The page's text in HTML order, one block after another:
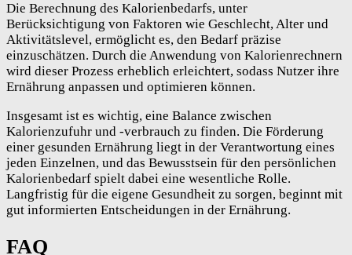
Die Berechnung des Kalorienbedarfs, unter
Berücksichtigung von Faktoren wie Geschlecht, Alter und
Aktivitätslevel, ermöglicht es, den Bedarf präzise
einzuschätzen. Durch die Anwendung von Kalorienrechnern
wird dieser Prozess erheblich erleichtert, sodass Nutzer ihre
Ernährung anpassen und optimieren können.
Insgesamt ist es wichtig, eine Balance zwischen
Kalorienzufuhr und -verbrauch zu finden. Die Förderung
einer gesunden Ernährung liegt in der Verantwortung eines
jeden Einzelnen, und das Bewusstsein für den persönlichen
Kalorienbedarf spielt dabei eine wesentliche Rolle.
Langfristig für die eigene Gesundheit zu sorgen, beginnt mit
gut informierten Entscheidungen in der Ernährung.
FAQ